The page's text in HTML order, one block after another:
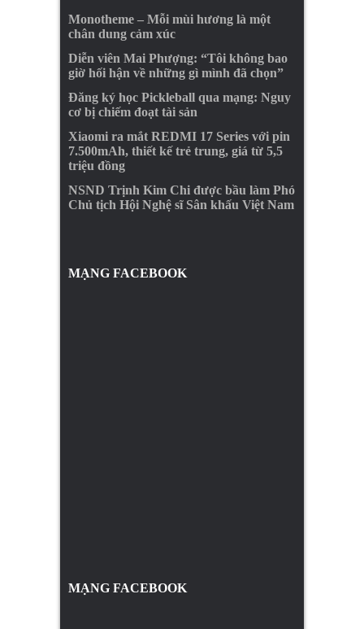
Monotheme – Mỗi mùi hương là một
chân dung cảm xúc
Diễn viên Mai Phượng: “Tôi không bao
giờ hối hận về những gì mình đã chọn”
Đăng ký học Pickleball qua mạng: Nguy
cơ bị chiếm đoạt tài sản
Xiaomi ra mắt REDMI 17 Series với pin
7.500mAh, thiết kế trẻ trung, giá từ 5,5
triệu đồng
NSND Trịnh Kim Chi được bầu làm Phó
Chủ tịch Hội Nghệ sĩ Sân khấu Việt Nam
MẠNG FACEBOOK
MẠNG FACEBOOK